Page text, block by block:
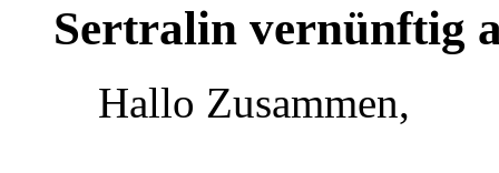
Sertralin vernünftig
Hallo Zusammen,